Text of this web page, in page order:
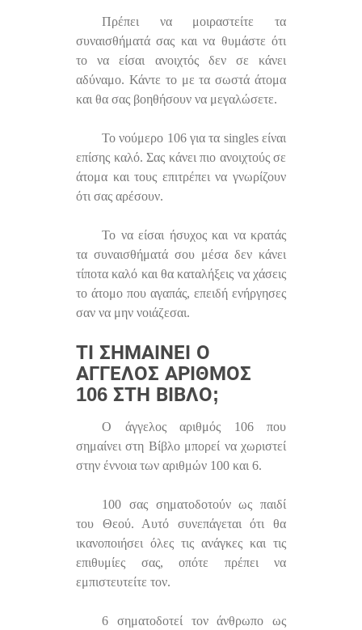
Πρέπει να μοιραστείτε τα
συναισθήματά σας και να θυμάστε ότι
το να είσαι ανοιχτός δεν σε κάνει
αδύναμο. Κάντε το με τα σωστά άτομα
και θα σας βοηθήσουν να μεγαλώσετε.
Το νούμερο 106 για τα singles είναι
επίσης καλό. Σας κάνει πιο ανοιχτούς σε
άτομα και τους επιτρέπει να γνωρίζουν
ότι σας αρέσουν.
Το να είσαι ήσυχος και να κρατάς
τα συναισθήματά σου μέσα δεν κάνει
τίποτα καλό και θα καταλήξεις να χάσεις
το άτομο που αγαπάς, επειδή ενήργησες
σαν να μην νοιάζεσαι.
ΤΙ ΣΗΜΑΊΝΕΙ Ο
ΆΓΓΕΛΟΣ ΑΡΙΘΜΌΣ
106 ΣΤΗ ΒΊΒΛΟ;
Ο άγγελος αριθμός 106 που
σημαίνει στη Βίβλο μπορεί να χωριστεί
στην έννοια των αριθμών 100 και 6.
100 σας σηματοδοτούν ως παιδί
του Θεού. Αυτό συνεπάγεται ότι θα
ικανοποιήσει όλες τις ανάγκες και τις
επιθυμίες σας, οπότε πρέπει να
εμπιστευτείτε τον.
6 σηματοδοτεί τον άνθρωπο ως